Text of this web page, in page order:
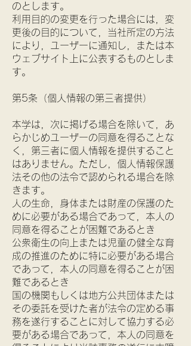
のとします。
利用目的の変更を行った場合には，変
更後の目的について，当社所定の方法
により，ユーザーに通知し，または本
ウェブサイト上に公表するものとしま
す。
第5条（個人情報の第三者提供）
本学は，次に掲げる場合を除いて，あ
らかじめユーザーの同意を得ることな
く，第三者に個人情報を提供すること
はありません。ただし，個人情報保護
法その他の法令で認められる場合を除
きます。
人の生命，身体または財産の保護のた
めに必要がある場合であって，本人の
同意を得ることが困難であるとき
公衆衛生の向上または児童の健全な育
成の推進のために特に必要がある場合
であって，本人の同意を得ることが困
難であるとき
国の機関もしくは地方公共団体または
その委託を受けた者が法令の定める事
務を遂行することに対して協力する必
要がある場合であって，本人の同意を